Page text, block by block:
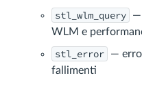
stl_wlm_query
—
WLM e
stl_error
—
fallimenti